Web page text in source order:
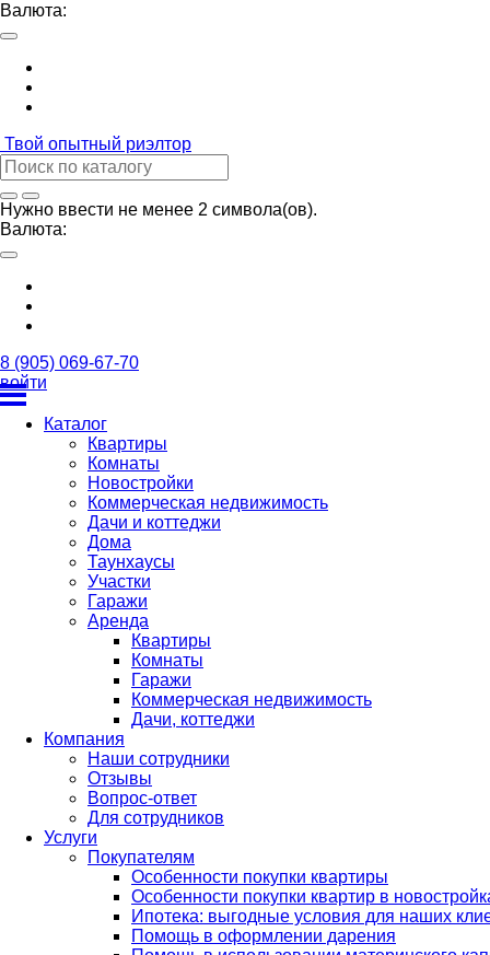
Валюта:
Твой опытный риэлтор
Нужно ввести не менее 2 символа(ов).
Валюта:
8 (905) 069-67-70
войти
Каталог
Квартиры
Комнаты
Новостройки
Коммерческая недвижимость
Дачи и коттеджи
Дома
Таунхаусы
Участки
Гаражи
Аренда
Квартиры
Комнаты
Гаражи
Коммерческая недвижимость
Дачи, коттеджи
Компания
Наши сотрудники
Отзывы
Вопрос-ответ
Для сотрудников
Услуги
Покупателям
Особенности покупки квартиры
Особенности покупки квартир в
Ипотека: выгодные условия для наших
Помощь в оформлении дарения